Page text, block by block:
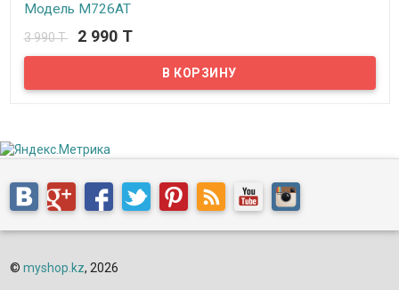
Модель M726AT
В наличии
Тестирование разомкнутых цепей, коротких замыканий,
перекрестных соединений. Удобен в применении.
3 990 T 2 990 T
© myshop.kz, 2026